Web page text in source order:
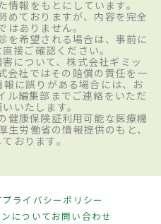
報をもとにしています。
めておりますが、内容を完全
はありません。
を希望される場合は、事前に
接ご確認ください。
について、株式会社ギミッ
会社ではその賠償の責任を一
に誤りがある場合には、お
ル編集部までご連絡をいただ
いたします。
健康保険証利用可能な医療機
労働省の情報提供のもと、
おります。
プライバシーポリシー
についてお問い合わせ